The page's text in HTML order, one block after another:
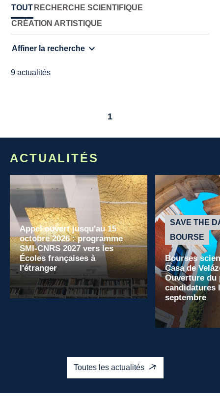
TOUT RECHERCHE SCIENTIFIQUE
CRÉATION ARTISTIQUE
Affiner la recherche
9 actualités
1
ACTUALITÉS
Appel ouvert jusqu'au 15
octobre 2026 : programme
SMI-CNRS 2027 vers les
Écoles françaises à
l'étranger
SAVE THE
BOURSE
Bourses
Casa de
Ouverture du
candidatures
septembre
Toutes les actualités